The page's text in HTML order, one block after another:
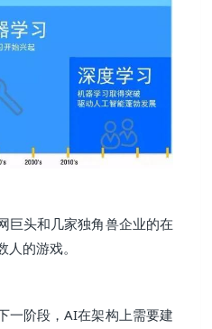
巨头和几家独角兽企业的在
的游戏。
一阶段，AI在架构上需要建